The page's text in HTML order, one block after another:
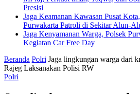
Presisi
Jaga Keamanan Kawasan Pusat
Purwakarta Patroli di Sekitar Alun-
Jaga Kenyamanan Warga, Polsek
Kegiatan Car Free Day
Beranda Polri Jaga lingkungan warga dari
Rajeg Laksanakan Polisi RW
Polri